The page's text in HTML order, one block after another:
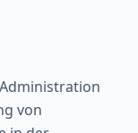
von